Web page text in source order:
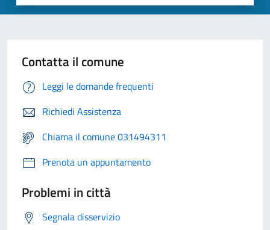
Contatta il comune
Leggi le domande frequenti
Richiedi Assistenza
Chiama il comune 031494311
Prenota un appuntamento
Problemi in città
Segnala disservizio